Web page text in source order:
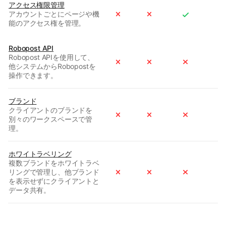
アクセス権限管理
アカウントごとにページや機
能のアクセス権を管理。
Robopost API
Robopost APIを使用して、
他システムからRobopostを
操作できます。
ブランド
クライアントのブランドを
別々のワークスペースで管
理。
ホワイトラベリング
複数ブランドをホワイトラベ
リングで管理し、他ブランド
を表示せずにクライアントと
データ共有。